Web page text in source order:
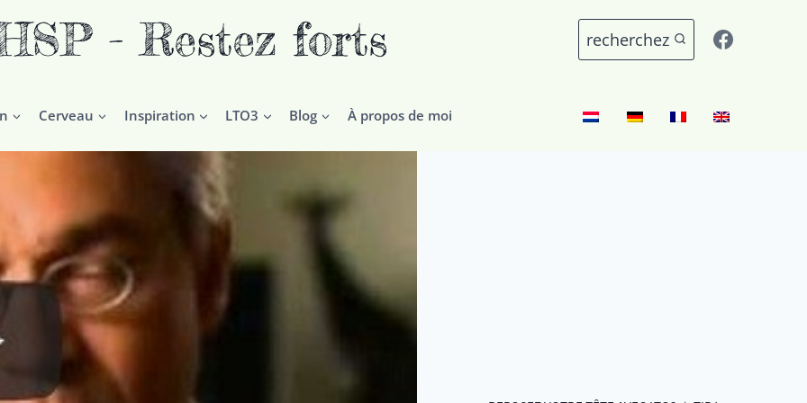
- Restez forts recherchez
Cerveau Inspiration LTO3 Blog À propos de moi